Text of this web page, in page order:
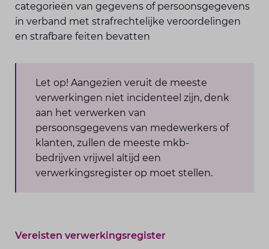
categorieën van gegevens of persoonsgegevens
in verband met strafrechtelijke veroordelingen
en strafbare feiten bevatten
Let op! Aangezien veruit de meeste
verwerkingen niet incidenteel zijn, denk
aan het verwerken van
persoonsgegevens van medewerkers of
klanten, zullen de meeste mkb-
bedrijven vrijwel altijd een
verwerkingsregister op moet stellen.
Vereisten verwerkingsregister